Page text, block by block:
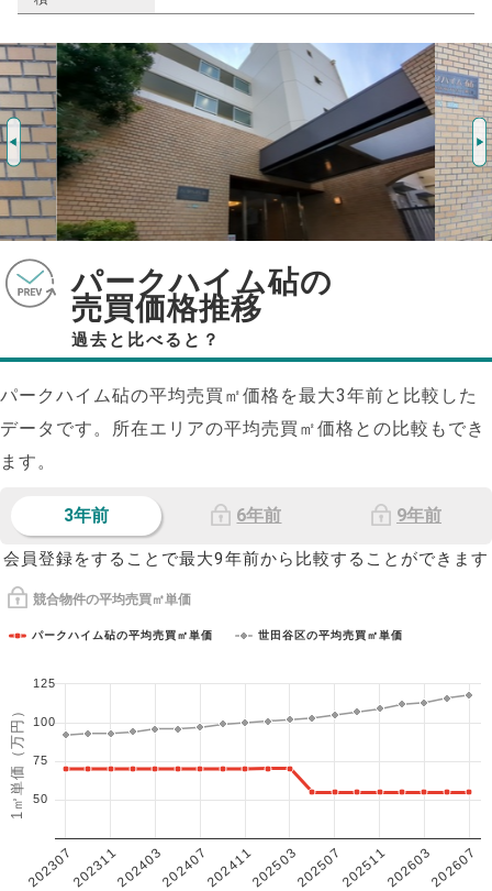
パークハイム砧の
売買価格推移
過去と比べると？
パークハイム砧の平均売買㎡価格を最大3年前と比較した
データです。所在エリアの平均売買㎡価格との比較もでき
ます。
3年前 6年前 9年前
会員登録をすることで最大9年前から比較することができます
競合物件の平均売買㎡単価
1㎡単価（万円）
パークハイム砧の平均売買㎡単価 世田谷区の平均売買㎡単価
202307202311202403202407202411202503202507202511202603202607
50
75
100
125